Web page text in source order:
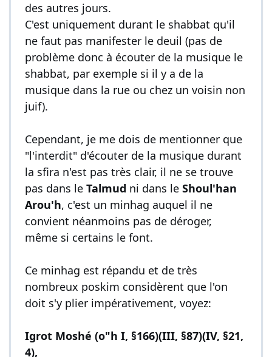
des autres jours.
C'est uniquement durant le shabbat qu'il
ne faut pas manifester le deuil (pas de
problème donc à écouter de la musique le
shabbat, par exemple si il y a de la
musique dans la rue ou chez un voisin non
juif).
Cependant, je me dois de mentionner que
"l'interdit" d'écouter de la musique durant
la sfira n'est pas très clair, il ne se trouve
pas dans le Talmud ni dans le Shoul'han
Arou'h, c'est un minhag auquel il ne
convient néanmoins pas de déroger,
même si certains le font.
Ce minhag est répandu et de très
nombreux poskim considèrent que l'on
doit s'y plier impérativement, voyez:
Igrot Moshé (o"h I, §166)(III, §87)(IV, §21,
4),